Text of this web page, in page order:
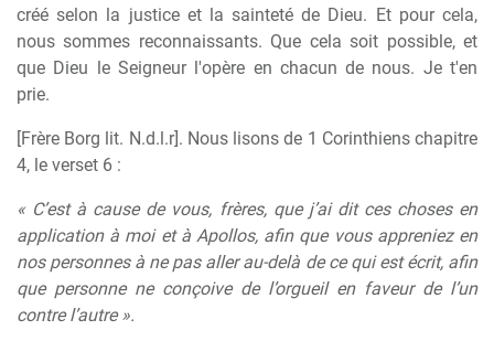
créé selon la justice et la sainteté de Dieu. Et pour cela,
nous sommes reconnaissants. Que cela soit possible, et
que Dieu le Seigneur l'opère en chacun de nous. Je t'en
prie.
[Frère Borg lit. N.d.l.r]. Nous lisons de 1 Corinthiens chapitre
4, le verset 6 :
« C’est à cause de vous, frères, que j’ai dit ces choses en
application à moi et à Apollos, afin que vous appreniez en
nos personnes à ne pas aller au-delà de ce qui est écrit, afin
que personne ne conçoive de l’orgueil en faveur de l’un
contre l’autre ».